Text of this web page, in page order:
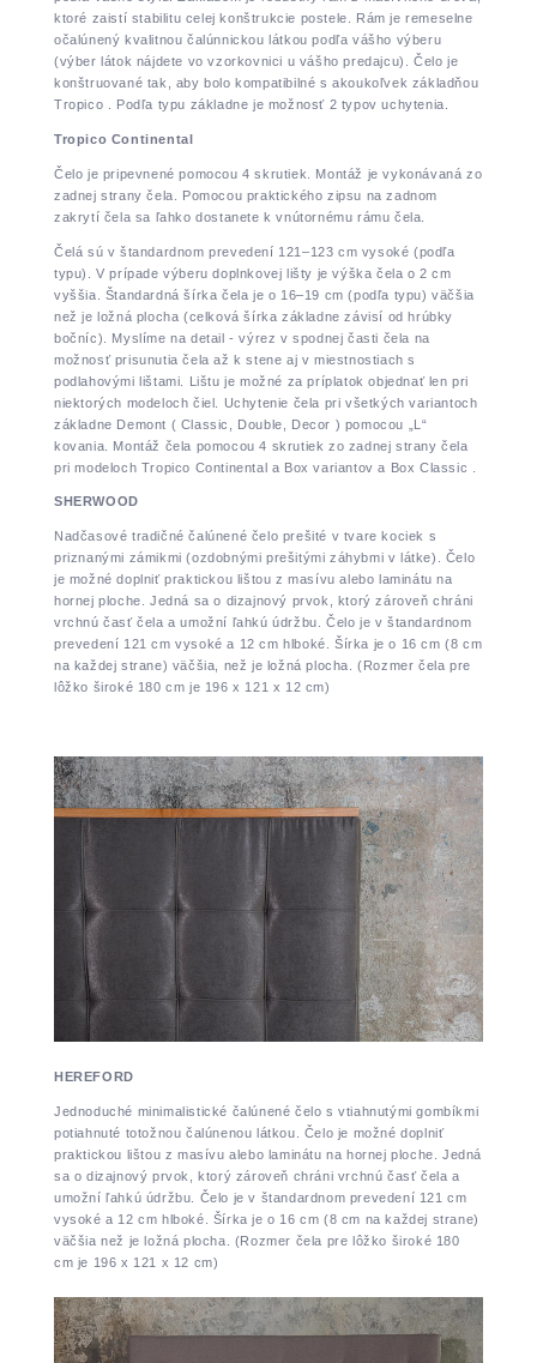
ktoré zaistí stabilitu celej konštrukcie postele. Rám je remeselne
očalúnený kvalitnou čalúnnickou látkou podľa vášho výberu
(výber látok nájdete vo vzorkovnici u vášho predajcu). Čelo je
konštruované tak, aby bolo kompatibilné s akoukoľvek základňou
Tropico . Podľa typu základne je možnosť 2 typov uchytenia.
Tropico Continental
Čelo je pripevnené pomocou 4 skrutiek. Montáž je vykonávaná zo
zadnej strany čela. Pomocou praktického zipsu na zadnom
zakrytí čela sa ľahko dostanete k vnútornému rámu čela.
Čelá sú v štandardnom prevedení 121–123 cm vysoké (podľa
typu). V prípade výberu doplnkovej lišty je výška čela o 2 cm
vyššia. Štandardná šírka čela je o 16–19 cm (podľa typu) väčšia
než je ložná plocha (celková šírka základne závisí od hrúbky
bočníc). Myslíme na detail - výrez v spodnej časti čela na
možnosť prisunutia čela až k stene aj v miestnostiach s
podlahovými lištami. Lištu je možné za príplatok objednať len pri
niektorých modeloch čiel. Uchytenie čela pri všetkých variantoch
základne Demont ( Classic, Double, Decor ) pomocou „L“
kovania. Montáž čela pomocou 4 skrutiek zo zadnej strany čela
pri modeloch Tropico Continental a Box variantov a Box Classic .
SHERWOOD
Nadčasové tradičné čalúnené čelo prešité v tvare kociek s
priznanými zámikmi (ozdobnými prešitými záhybmi v látke). Čelo
je možné doplniť praktickou lištou z masívu alebo laminátu na
hornej ploche. Jedná sa o dizajnový prvok, ktorý zároveň chráni
vrchnú časť čela a umožní ľahkú údržbu. Čelo je v štandardnom
prevedení 121 cm vysoké a 12 cm hlboké. Šírka je o 16 cm (8 cm
na každej strane) väčšia, než je ložná plocha. (Rozmer čela pre
lôžko široké 180 cm je 196 x 121 x 12 cm)
HEREFORD
Jednoduché minimalistické čalúnené čelo s vtiahnutými gombíkmi
potiahnuté totožnou čalúnenou látkou. Čelo je možné doplniť
praktickou lištou z masívu alebo laminátu na hornej ploche. Jedná
sa o dizajnový prvok, ktorý zároveň chráni vrchnú časť čela a
umožní ľahkú údržbu. Čelo je v štandardnom prevedení 121 cm
vysoké a 12 cm hlboké. Šírka je o 16 cm (8 cm na každej strane)
väčšia než je ložná plocha. (Rozmer čela pre lôžko široké 180
cm je 196 x 121 x 12 cm)